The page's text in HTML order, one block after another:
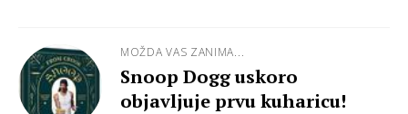
MOŽDA VAS ZANIMA...
Snoop Dogg uskoro
objavljuje prvu kuharicu!